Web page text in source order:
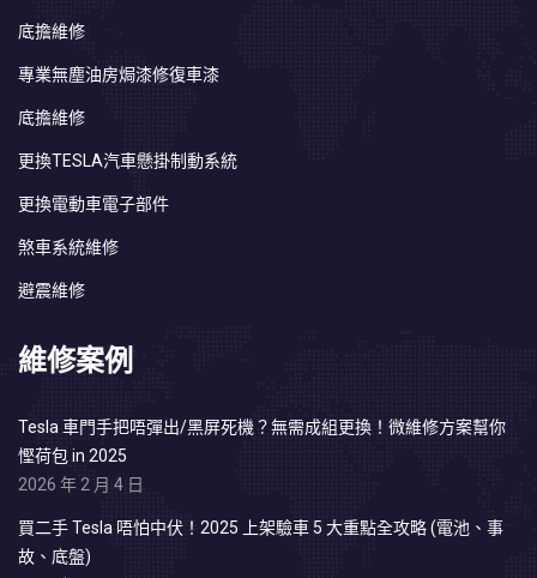
底擔維修
專業無塵油房焗漆修復車漆
底擔維修
更換TESLA汽車懸掛制動系統
更換電動車電子部件
煞車系統維修
避震維修
維修案例
Tesla 車門手把唔彈出/黑屏死機？無需成組更換！微維修方案幫你
慳荷包 in 2025
2026 年 2 月 4 日
買二手 Tesla 唔怕中伏！2025 上架驗車 5 大重點全攻略 (電池、事
故、底盤)